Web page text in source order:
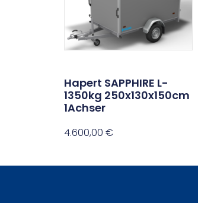
Hapert SAPPHIRE L-
1350kg 250x130x150cm
1Achser
4.600,00 €